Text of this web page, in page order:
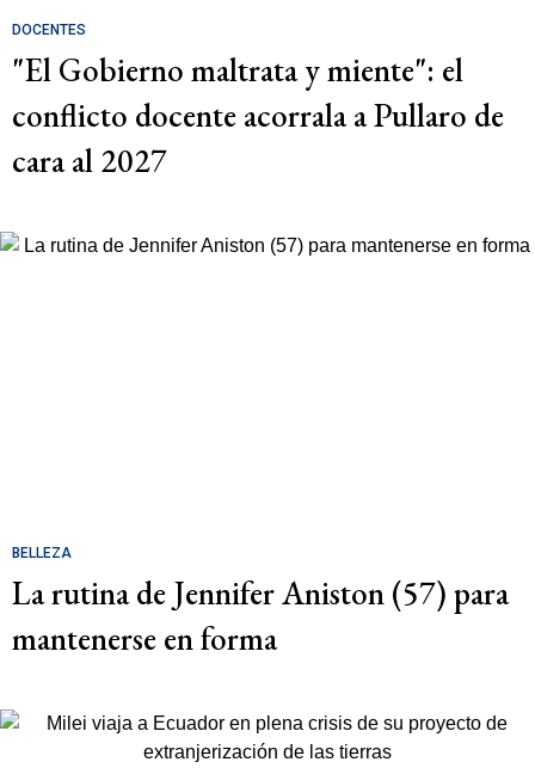
DOCENTES
"El Gobierno maltrata y miente": el
conflicto docente acorrala a Pullaro de
cara al 2027
BELLEZA
La rutina de Jennifer Aniston (57) para
mantenerse en forma